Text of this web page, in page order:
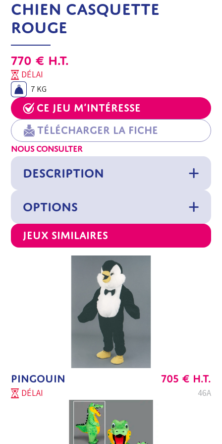
CHIEN CASQUETTE
ROUGE
770 € H.T.
DÉLAI
7 KG
Ce jeu m’intéresse
Télécharger la fiche
NOUS CONSULTER
DESCRIPTION
OPTIONS
Jeux similaires
PINGOUIN 705 € H.T.
DÉLAI 46A